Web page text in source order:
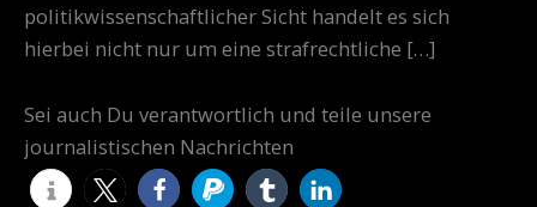
politikwissenschaftlicher Sicht handelt es sich
hierbei nicht nur um eine strafrechtliche […]
Sei auch Du verantwortlich und teile unsere
journalistischen Nachrichten